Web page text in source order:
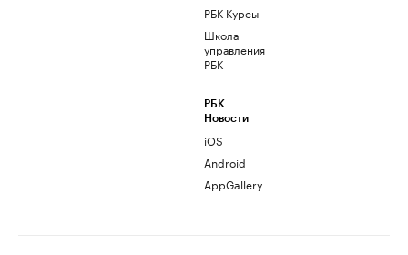
РБК Курсы
Школа
управления
РБК
РБК
Новости
iOS
Android
AppGallery